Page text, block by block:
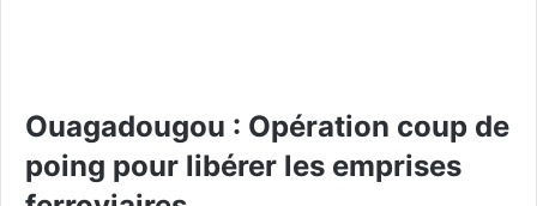
Ouagadougou : Opération coup de
poing pour libérer les emprises